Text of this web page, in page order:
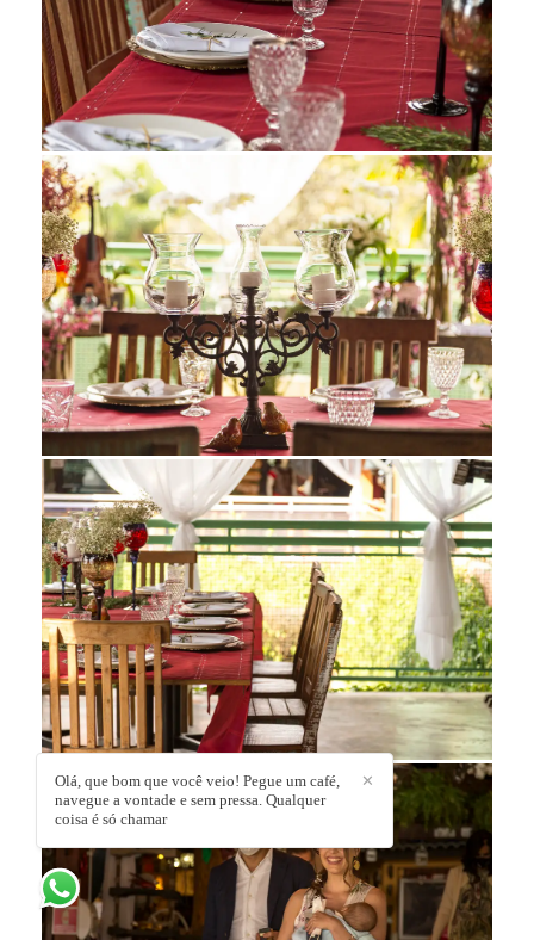
✕
Olá, que bom que você veio! Pegue um café,
navegue a vontade e sem pressa. Qualquer
coisa é só chamar